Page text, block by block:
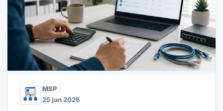
MSP
25 jun 2026